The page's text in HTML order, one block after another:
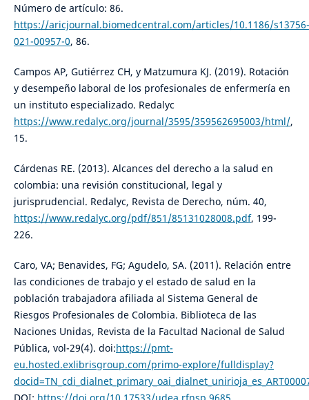
Número de artículo: 86.
https://aricjournal.biomedcentral.com/articles/10.1186/s13756-
021-00957-0, 86.
Campos AP, Gutiérrez CH, y Matzumura KJ. (2019). Rotación
y desempeño laboral de los profesionales de enfermería en
un instituto especializado. Redalyc
https://www.redalyc.org/journal/3595/359562695003/html/,
15.
Cárdenas RE. (2013). Alcances del derecho a la salud en
colombia: una revisión constitucional, legal y
jurisprudencial. Redalyc, Revista de Derecho, núm. 40,
https://www.redalyc.org/pdf/851/85131028008.pdf, 199-
226.
Caro, VA; Benavides, FG; Agudelo, SA. (2011). Relación entre
las condiciones de trabajo y el estado de salud en la
población trabajadora afiliada al Sistema General de
Riesgos Profesionales de Colombia. Biblioteca de las
Naciones Unidas, Revista de la Facultad Nacional de Salud
Pública, vol-29(4). doi:https://pmt-
eu.hosted.exlibrisgroup.com/primo-explore/fulldisplay?
DOI: https://doi.org/10.17533/udea.rfnsp.9685